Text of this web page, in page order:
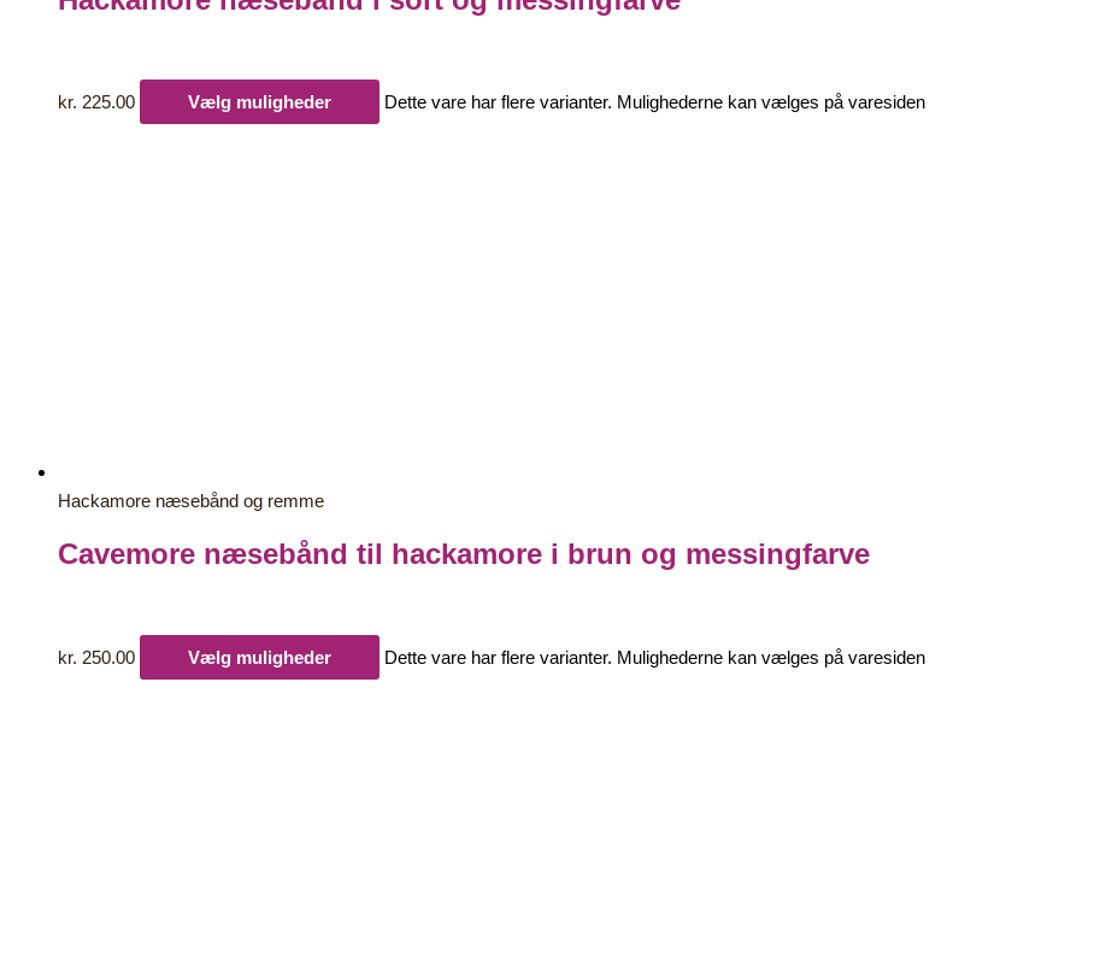
kr. 225.00 Vælg muligheder Dette vare har flere varianter. Mulighederne kan vælges på varesiden
Hackamore næsebånd og remme
Cavemore næsebånd til hackamore i brun og messingfarve
kr. 250.00 Vælg muligheder Dette vare har flere varianter. Mulighederne kan vælges på varesiden